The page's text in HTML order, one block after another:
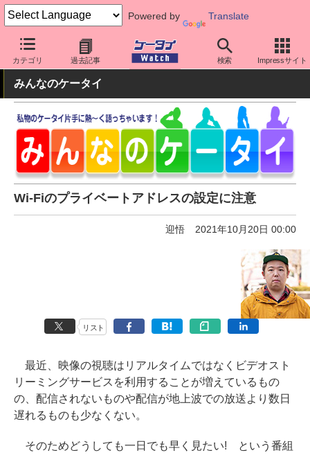
Powered by Translate
カテゴリ 過去記事 検索 Impressサイト
ケータイ Watch 周辺機器/アクセサリー その他
みんなのケータイ
Wi-Fiのプライベートアドレスの設定に注意
迎悟 2021年10月20日 00:00
リスト
最近、映像の視聴はリアルタイムではなくビデオスト
リーミングサービスを利用することが増えているもの
の、配信されないものや配信が地上波での放送より数日
遅れるものも少なくない。
そのためどうしても一日でも早く見たい! という番組